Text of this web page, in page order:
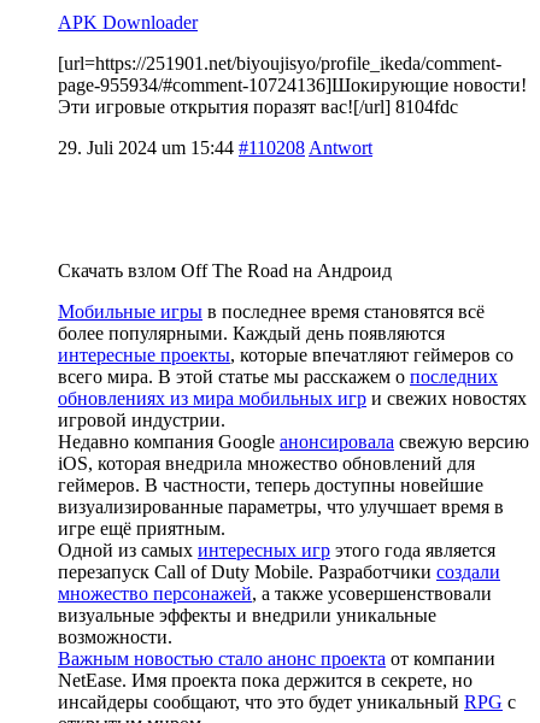
APK Downloader
[url=https://251901.net/biyoujisyo/profile_ikeda/comment-
page-955934/#comment-10724136]Шокирующие новости!
Эти игровые открытия поразят вас![/url] 8104fdc
29. Juli 2024 um 15:44 #110208 Antwort
Скачать взлом Off The Road на Андроид
Мобильные игры в последнее время становятся всё
более популярными. Каждый день появляются
интересные проекты, которые впечатляют геймеров со
всего мира. В этой статье мы расскажем о последних
обновлениях из мира мобильных игр и свежих новостях
игровой индустрии.
Недавно компания Google анонсировала свежую версию
iOS, которая внедрила множество обновлений для
геймеров. В частности, теперь доступны новейшие
визуализированные параметры, что улучшает время в
игре ещё приятным.
Одной из самых интересных игр этого года является
перезапуск Call of Duty Mobile. Разработчики создали
множество персонажей, а также усовершенствовали
визуальные эффекты и внедрили уникальные
возможности.
Важным новостью стало анонс проекта от компании
NetEase. Имя проекта пока держится в секрете, но
инсайдеры сообщают, что это будет уникальный RPG с